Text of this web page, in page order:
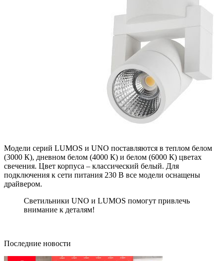
Модели серий LUMOS и UNO поставляются в теплом белом
(3000 К), дневном белом (4000 К) и белом (6000 К) цветах
свечения. Цвет корпуса – классический белый. Для
подключения к сети питания 230 В все модели оснащены
драйвером.
Светильники UNO и LUMOS помогут привлечь
внимание к деталям!
Последние новости